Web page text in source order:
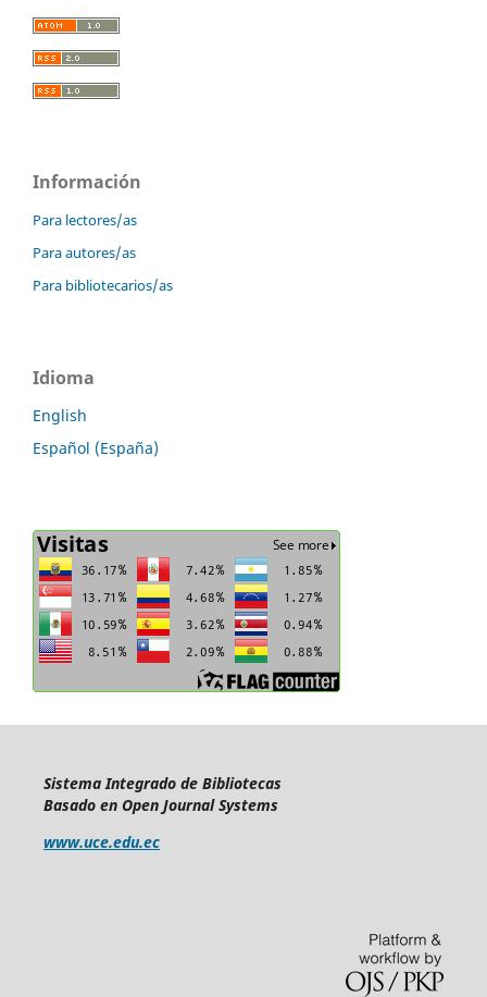
Información
Para lectores/as
Para autores/as
Para bibliotecarios/as
Idioma
English
Español (España)
Sistema Integrado de Bibliotecas
Basado en Open Journal Systems
www.uce.edu.ec